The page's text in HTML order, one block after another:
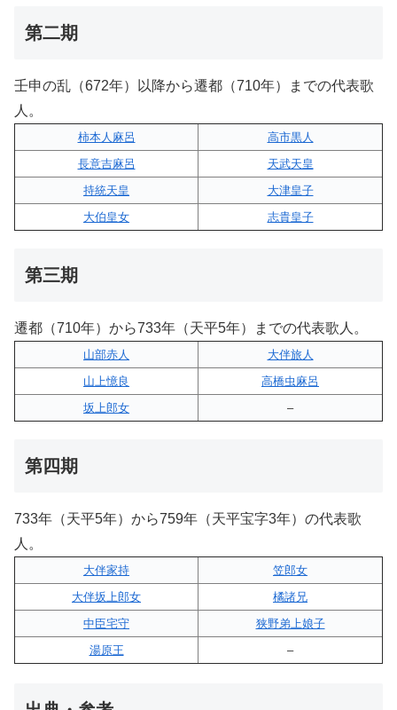
第二期
壬申の乱（672年）以降から遷都（710年）までの代表歌
人。
柿本人麻呂
高市黒人
長意吉麻呂
天武天皇
持統天皇
大津皇子
大伯皇女
志貴皇子
第三期
遷都（710年）から733年（天平5年）までの代表歌人。
山部赤人
大伴旅人
山上憶良
高橋虫麻呂
坂上郎女
–
第四期
733年（天平5年）から759年（天平宝字3年）の代表歌
人。
大伴家持
笠郎女
大伴坂上郎女
橘諸兄
中臣宅守
狭野弟上娘子
湯原王
–